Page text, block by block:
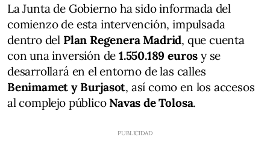
La Junta de Gobierno ha sido informada del
comienzo de esta intervención, impulsada
dentro del Plan Regenera Madrid, que cuenta
con una inversión de1.550.189 euros y se
desarrollará en el entorno de las calles
Benimamet y Burjasot, así como en los accesos
al complejo públicoNavas de Tolosa.